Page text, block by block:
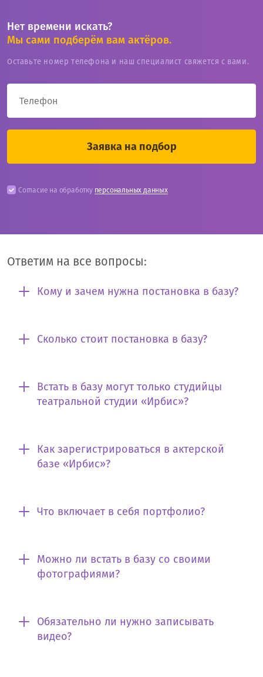
Нет времени искать?
Мы сами подберём вам актёров.
Оставьте номер телефона и наш специалист свяжется с вами.
Согласие на обработку персональных данных
Ответим на все вопросы:
Кому и зачем нужна постановка в базу?
Сколько стоит постановка в базу?
Встать в базу могут только студийцы
театральной студии «Ирбис»?
Как зарегистрироваться в актерской
базе «Ирбис»?
Что включает в себя портфолио?
Можно ли встать в базу со своими
фотографиями?
Обязательно ли нужно записывать
видео?